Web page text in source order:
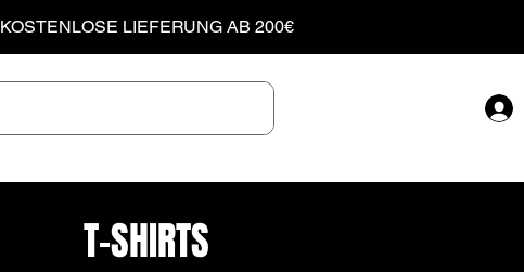
KOSTENLOSE LIEFERUNG AB 200€
T-SHIRTS